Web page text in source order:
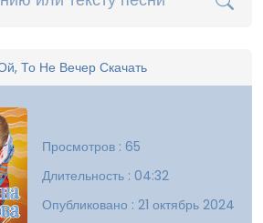
То Не Вечер Скачать
Просмотров : 65
Длительность : 04:32
Опубликовано : 21 октябрь 2024